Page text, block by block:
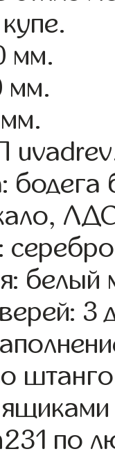
мм.
мм.
бодега
белый
3
по